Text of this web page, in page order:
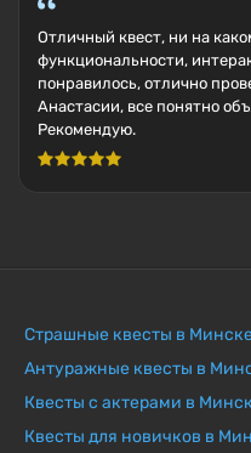
Отличный квест, ни на
функциональности,
понравилось, отлично
Анастасии, все понятно
Рекомендую.
Страшные квесты в
Антуражные квесты в
Квесты с актерами в
Квесты для новичков в